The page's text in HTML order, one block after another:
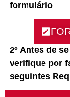
formulário
2º Antes de
verifique por
seguintes